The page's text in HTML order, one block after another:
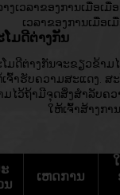
າງເວລາຂອງການເມື່ອເມື່
ເວລາຂອງການເມື່ອເ
ໂມດີຕ່າງກັນ
ໂມດີຕ່າງກັນຈະຂຽວຂ້າມ
ເຈົ້າຮັບຄວາມສະແດງ. ສ
ມໄວ້ຖ້າມີຈຸດສິ່ງສຳລັບຄ
ໃຫ້ເຈົ້າສ້າງກາ
ນ
ເຫດການ